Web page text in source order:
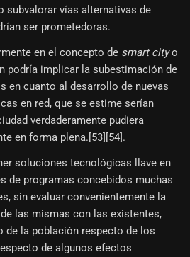
subvalorar vías alternativas de
ser prometedoras.
en el concepto de smart cityo
podría implicar la subestimación de
en cuanto al desarrollo de nuevas
en red, que se estime serían
verdaderamente pudiera
en forma plena.[53]​[54]​.
soluciones tecnológicas llave en
de programas concebidos muchas
sin evaluar convenientemente la
las mismas con las existentes,
de la población respecto de los
de algunos efectos